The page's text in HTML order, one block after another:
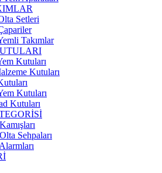
Setleri
Takımlar
Kutuları
Kutuları
Kutuları
Kutuları
Sehpaları